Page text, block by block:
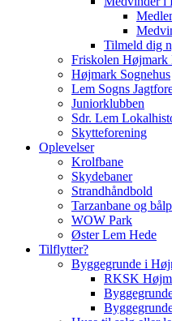
Tilmeld dig
Friskolen Højmark
Højmark Sognehus
Lem Sogns
Juniorklubben
Sdr. Lem
Skytteforening
Oplevelser
Krolfbane
Skydebaner
Strandhåndbold
Tarzanbane og
WOW Park
Øster Lem Hede
Tilflytter?
Byggegrunde i
RKSK